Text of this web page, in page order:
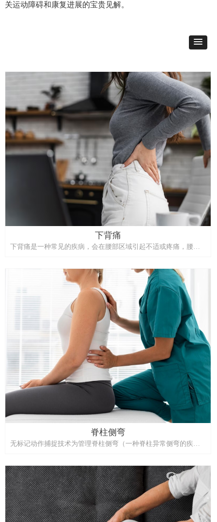
下背痛
下背痛是一种常见的疾病，会在腰部区域引起不适或疼痛，腰部
严重程度，下背痛可以严重影响日常生活，并且是全球残疾的主
脊柱侧弯
无标记动作捕捉技术为管理脊柱侧弯（一种脊柱异常侧弯的疾
像头和计算机视觉动态且非侵入性地跟踪身体运动，无需物理标
记。
关运动障碍和康复进展的宝贵见解。